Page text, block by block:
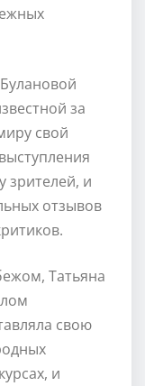
за
свой
зрителей, и
отзывов
Татьяна
свою
и